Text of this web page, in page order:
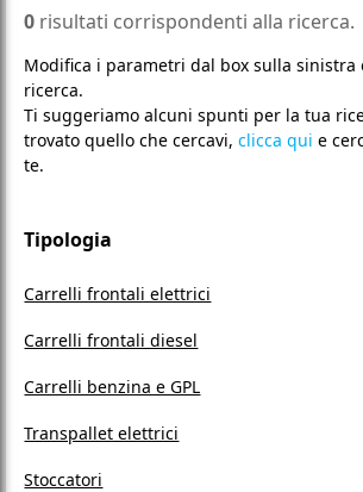
0 risultati corrispondenti alla ricerca.
Modifica i parametri dal box sulla sinistra
ricerca.
Ti suggeriamo alcuni spunti per la tua
trovato quello che cercavi,clicca qui e
te.
Tipologia
Carrelli frontali elettrici
Carrelli frontali diesel
Carrelli benzina e GPL
Transpallet elettrici
Stoccatori